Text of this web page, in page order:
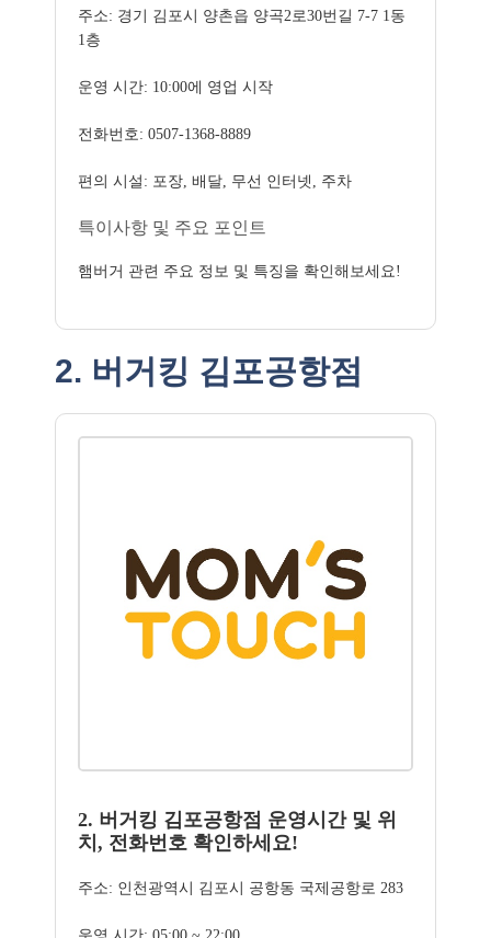
주소: 경기 김포시 양촌읍 양곡2로30번길 7-7 1동
1층
운영 시간: 10:00에 영업 시작
전화번호: 0507-1368-8889
편의 시설: 포장, 배달, 무선 인터넷, 주차
특이사항 및 주요 포인트
햄버거 관련 주요 정보 및 특징을 확인해보세요!
2. 버거킹 김포공항점
2. 버거킹 김포공항점 운영시간 및 위
치, 전화번호 확인하세요!
주소: 인천광역시 김포시 공항동 국제공항로 283
운영 시간: 05:00 ~ 22:00